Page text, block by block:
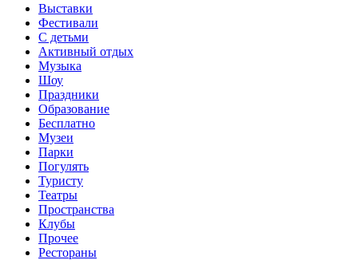
Выставки
Фестивали
С детьми
Активный отдых
Музыка
Шоу
Праздники
Образование
Бесплатно
Музеи
Парки
Погулять
Туристу
Театры
Пространства
Клубы
Прочее
Рестораны